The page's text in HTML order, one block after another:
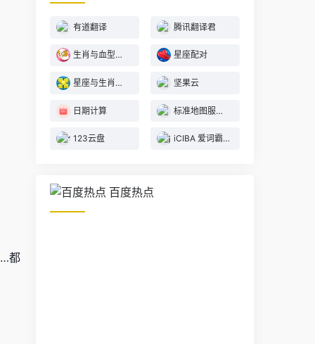
都
有道翻译 腾讯翻译君
生肖与血型性格解读 星座配对
星座与生肖性格解读 坚果云
日期计算 标准地图服务系统
123云盘 iCIBA 爱词霸翻译
百度热点